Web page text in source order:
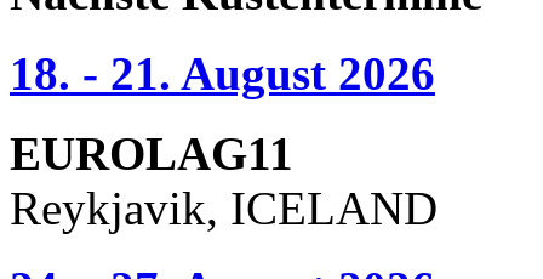
18. - 21. August 2026
EUROLAG11
Reykjavik, ICELAND